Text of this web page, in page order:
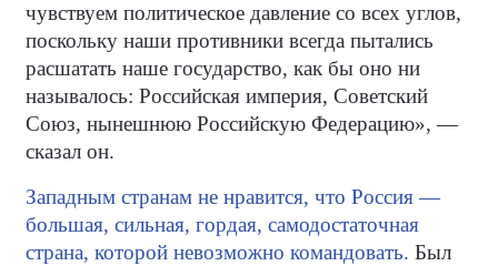
чувствуем политическое давление со всех углов,
поскольку наши противники всегда пытались
расшатать наше государство, как бы оно ни
называлось: Российская империя, Советский
Союз, нынешнюю Российскую Федерацию», —
сказал он.
Западным странам не нравится, что Россия —
большая, сильная, гордая, самодостаточная
страна, которой невозможно командовать. Был